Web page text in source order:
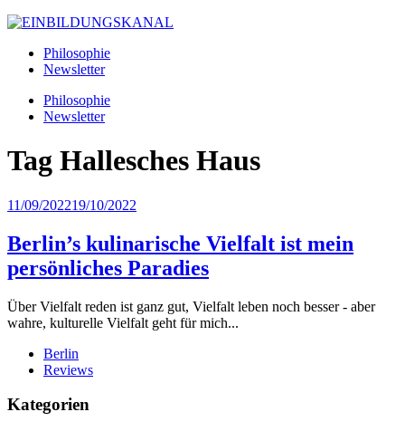
Philosophie
Newsletter
Philosophie
Newsletter
Tag Hallesches Haus
11/09/202219/10/2022
Berlin’s kulinarische Vielfalt ist mein
persönliches Paradies
Über Vielfalt reden ist ganz gut, Vielfalt leben noch besser - aber
wahre, kulturelle Vielfalt geht für mich...
Berlin
Reviews
Kategorien